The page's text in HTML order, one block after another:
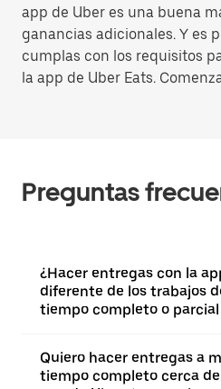
app de Uber es una buena
ganancias adicionales. Y es
cumplas con los requisitos
la app de Uber Eats.
Preguntas
¿Hacer entregas con la
diferente de los trabajos
tiempo completo o parcial
Quiero hacer entregas a
tiempo completo cerca